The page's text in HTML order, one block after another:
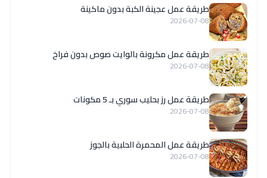
طريقة عمل عجينة الكبة بدون ماكينة
2026-07-08
طريقة عمل مكرونة بالوايت صوص بدون فراخ
2026-07-08
طريقة عمل رز بحليب سوري بـ 5 مكونات
2026-07-08
طريقة عمل المحمرة الحلبية بالجوز
2026-07-08